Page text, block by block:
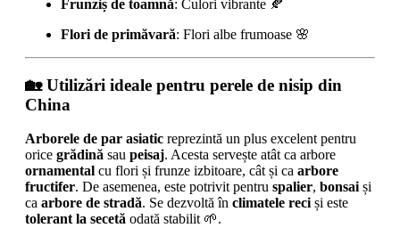
Frunziș de toamnă: Culori vibrante 🍂
Flori de primăvară: Flori albe frumoase 🌸
🏡Utilizări ideale pentru perele de nisip din
China
Arborele de par asiatic reprezintă un plus excelent pentru
orice grădină sau peisaj. Acesta servește atât ca arbore
ornamental cu flori și frunze izbitoare, cât și ca arbore
fructifer. De asemenea, este potrivit pentru spalier, bonsai și
ca arbore de stradă. Se dezvoltă în climatele reci și este
tolerant la secetă odată stabilit 🌱.